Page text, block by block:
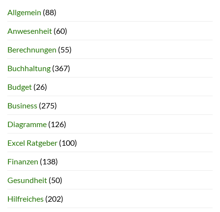
Allgemein (88)
Anwesenheit (60)
Berechnungen (55)
Buchhaltung (367)
Budget (26)
Business (275)
Diagramme (126)
Excel Ratgeber (100)
Finanzen (138)
Gesundheit (50)
Hilfreiches (202)